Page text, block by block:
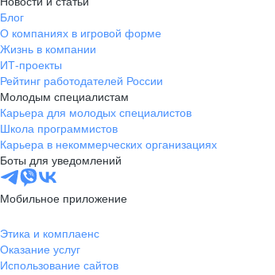
Блог
О компаниях в игровой форме
Жизнь в компании
ИТ-проекты
Рейтинг работодателей России
Молодым специалистам
Карьера для молодых специалистов
Школа программистов
Карьера в некоммерческих организациях
Боты для уведомлений
Мобильное приложение
Этика и комплаенс
Оказание услуг
Использование сайтов